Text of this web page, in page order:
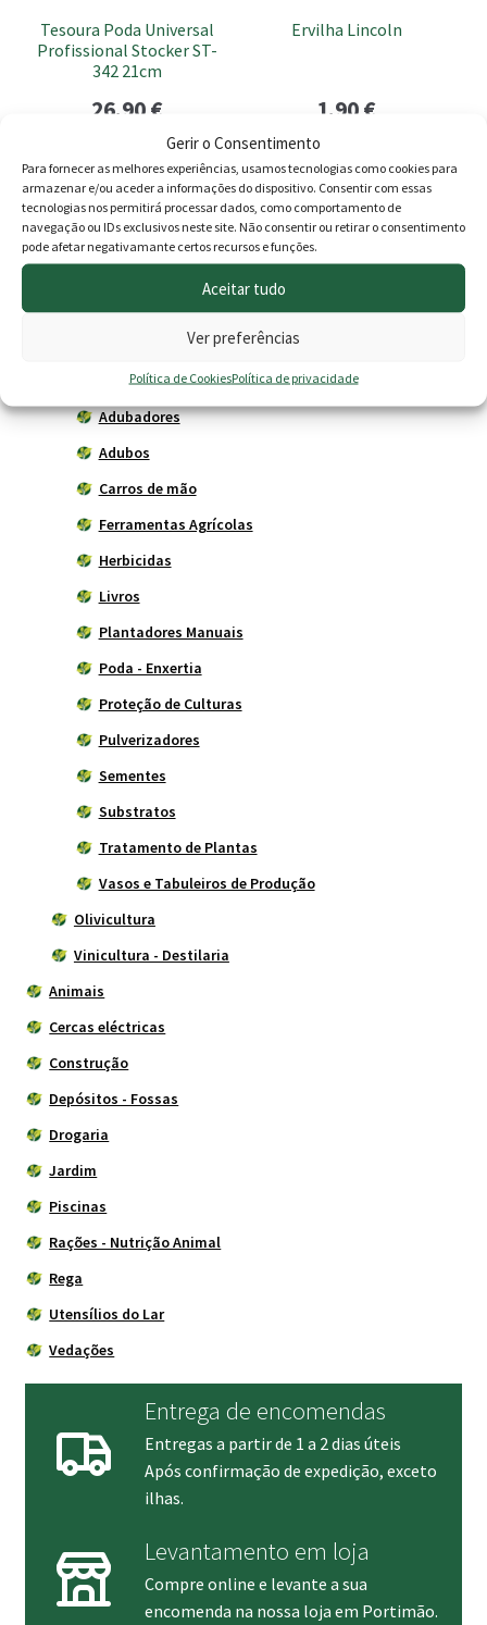
Gerir o Consentimento
Para fornecer as melhores experiências, usamos tecnologias como cookies para
armazenar e/ou aceder a informações do dispositivo. Consentir com essas
tecnologias nos permitirá processar dados, como comportamento de
navegação ou IDs exclusivos neste site. Não consentir ou retirar o consentimento
pode afetar negativamante certos recursos e funções.
Aceitar tudo
Ver preferências
Política de CookiesPolítica de privacidade
Tesoura Poda Universal
Profissional Stocker ST-
342 21cm
26.90€
Ervilha Lincoln
1.90€
Adicionar
Produtos
Agricultura
Acessórios
Adubadores
Adubos
Carros de mão
Ferramentas Agrícolas
Herbicidas
Livros
Plantadores Manuais
Poda - Enxertia
Proteção de Culturas
Pulverizadores
Sementes
Substratos
Tratamento de Plantas
Vasos e Tabuleiros de Produção
Olivicultura
Vinicultura - Destilaria
Animais
Cercas eléctricas
Construção
Depósitos - Fossas
Drogaria
Jardim
Piscinas
Rações - Nutrição Animal
Rega
Utensílios do Lar
Vedações
Entrega de encomendas
Entregas a partir de 1 a 2 dias úteis
Após confirmação de expedição, exceto
ilhas.
Levantamento em loja
Compre online e levante a sua
encomenda na nossa loja em Portimão.